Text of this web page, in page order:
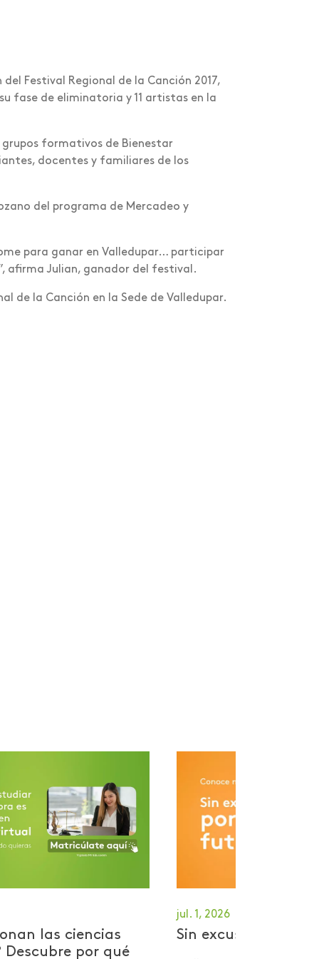
Festival Regional de la Canción 2017,
fase de eliminatoria y 11 artistas en la
formativos de Bienestar
docentes y familiares de los
del programa de Mercadeo y
para ganar en Valledupar… participar
afirma Julian, ganador del festival.
de la Canción en la Sede de Valledupar.
las ciencias
Descubre por qué
jul. 1, 2026
Sin excusas por tu